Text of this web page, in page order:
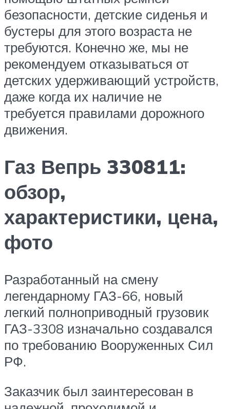
безопасности, детские сиденья и
бустеры для этого возраста не
требуются. Конечно же, мы не
рекомендуем отказываться от
детских удерживающий устройств,
даже когда их наличие не
требуется правилами дорожного
движения.
Газ Вепрь 330811:
обзор,
характеристики, цена,
фото
Разработанный на смену
легендарному ГАЗ-66, новый
легкий полноприводный грузовик
ГАЗ-3308 изначально создавался
по требованию Вооруженных Сил
РФ.
Заказчик был заинтересован в